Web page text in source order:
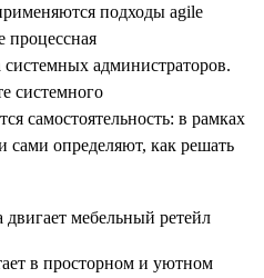
подходы agile
системных администраторов.
системного
самостоятельность: в рамках
определяют, как решать
в просторном и уютном